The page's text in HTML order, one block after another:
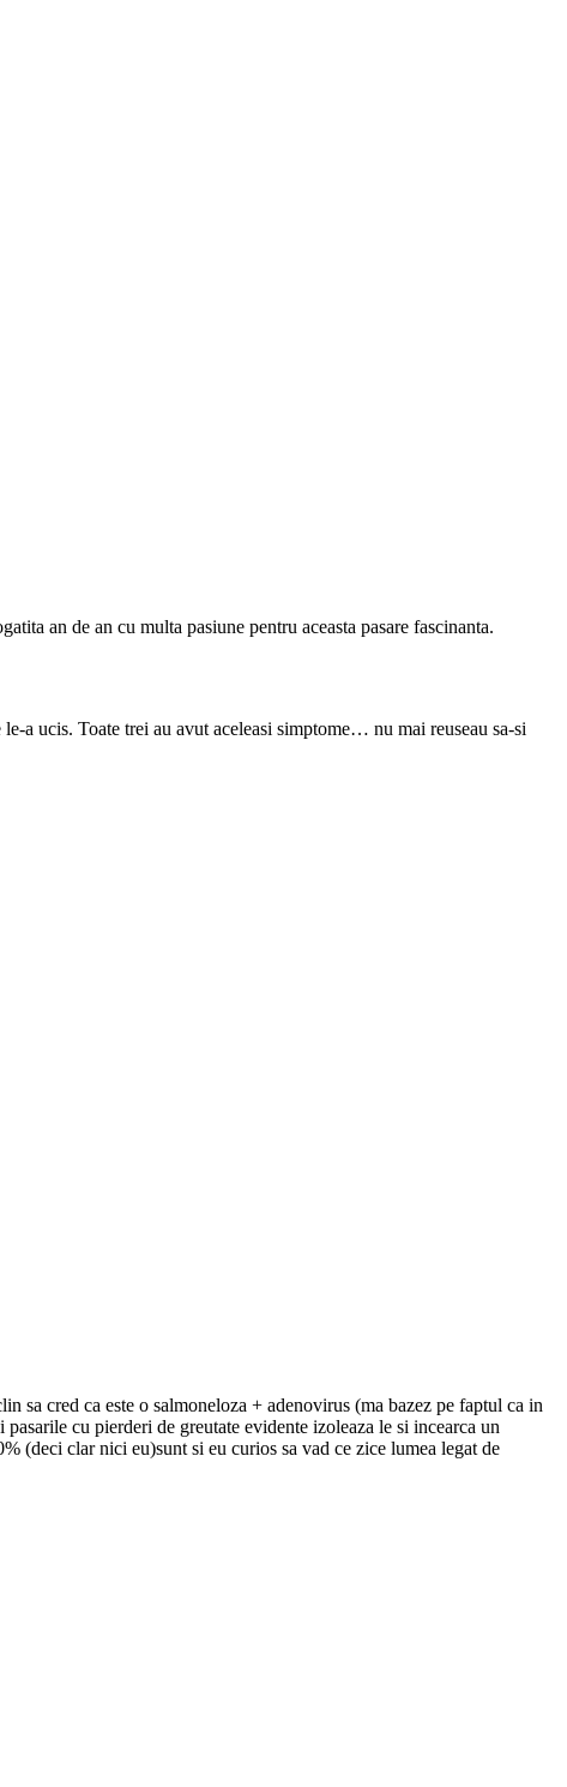
an de an cu multa pasiune pentru aceasta pasare fascinanta.
a ucis. Toate trei au avut aceleasi simptome… nu mai reuseau sa-si
sa cred ca este o salmoneloza + adenovirus (ma bazez pe faptul ca in
cu pierderi de greutate evidente izoleaza le si incearca un
(deci clar nici eu)sunt si eu curios sa vad ce zice lumea legat de